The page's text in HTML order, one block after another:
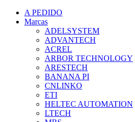
A PEDIDO
Marcas
ADELSYSTEM
ADVANTECH
ACREL
ARBOR TECHNOLOGY
ARESTECH
BANANA PI
CNLINKO
ETI
HELTEC AUTOMATION
LTECH